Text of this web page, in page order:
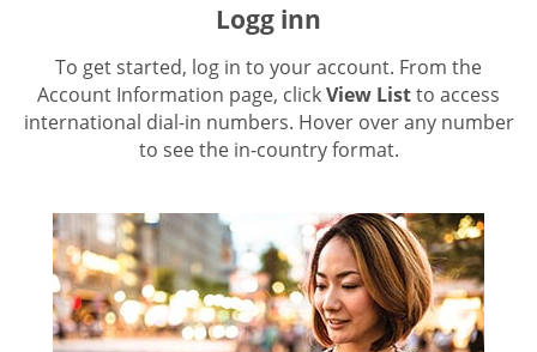
Logg inn
To get started, log in to your account. From the
Account Information page, clickView Listto access
international dial-in numbers. Hover over any number
to see the in-country format.